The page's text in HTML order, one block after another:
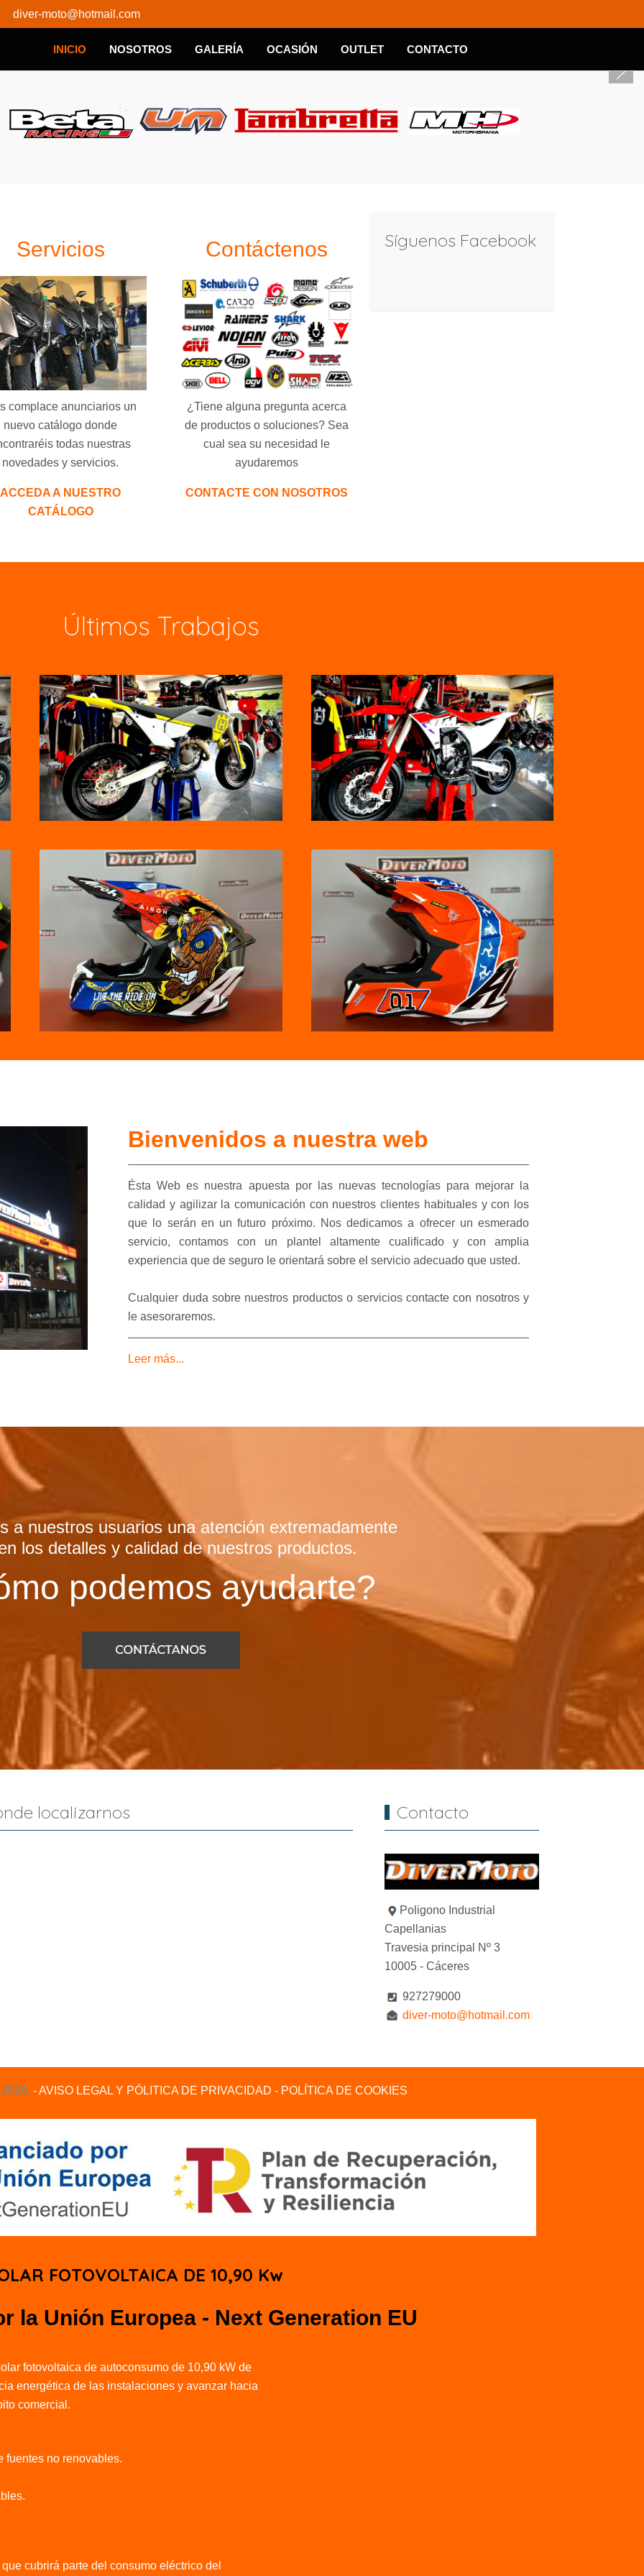
diver-moto@hotmail.com
INICIO NOSOTROS GALERÍA OCASIÓN OUTLET CONTACTO
Servicios
complace anunciarios un
nuevo catálogo donde
todas nuestras
novedades y servicios.
ACCEDA A NUESTRO
CATÁLOGO
Contáctenos
¿Tiene alguna pregunta acerca
de productos o soluciones? Sea
cual sea su necesidad le
ayudaremos
CONTACTE CON NOSOTROS
Síguenos Facebook
Últimos Trabajos
Bienvenidos a nuestra web
Ésta Web es nuestra apuesta por las nuevas tecnologías para mejorar la
calidad y agilizar la comunicación con nuestros clientes habituales y con los
que lo serán en un futuro próximo. Nos dedicamos a ofrecer un esmerado
servicio, contamos con un plantel altamente cualificado y con amplia
experiencia que de seguro le orientará sobre el servicio adecuado que usted.
Cualquier duda sobre nuestros productos o servicios contacte con nosotros y
le asesoraremos.
Leer más...
a nuestros usuarios una atención extremadamente
los detalles y calidad de nuestros productos.
podemos ayudarte?
localizarnos Contacto
Poligono Industrial
Capellanias
Travesia principal Nº 3
10005 - Cáceres
927279000
diver-moto@hotmail.com
- AVISO LEGAL Y PÓLITICA DE PRIVACIDAD - POLÍTICA DE COOKIES
FOTOVOLTAICA DE 10,90 Kw
la Unión Europea - Next Generation EU
fotovoltaica de autoconsumo de 10,90 kW de
energética de las instalaciones y avanzar hacia
comercial.
fuentes no renovables.
cubrirá parte del consumo eléctrico del